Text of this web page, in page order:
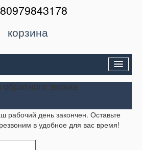
корзина
обратного звонка
рабочий день закончен. Оставьте
в удобное для вас время!